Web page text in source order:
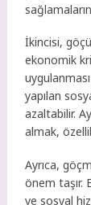
İkincisi,
ekonomik
yapılan
azaltabilir.
almak,
Ayrıca,
önem taşır.
ve sosyal